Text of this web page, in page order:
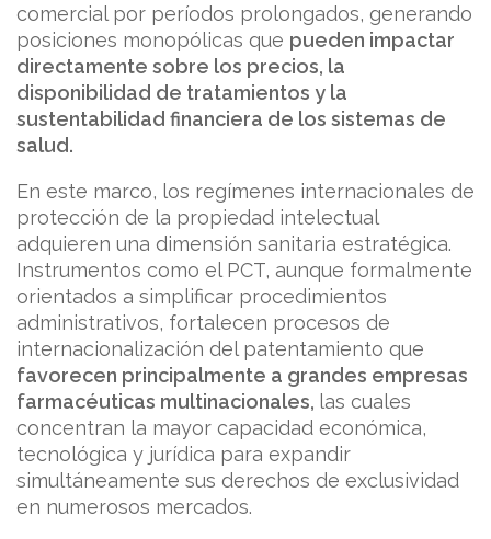
comercial por períodos prolongados, generando
posiciones monopólicas que pueden impactar
directamente sobre los precios, la
disponibilidad de tratamientos y la
sustentabilidad financiera de los sistemas de
salud.
En este marco, los regímenes internacionales de
protección de la propiedad intelectual
adquieren una dimensión sanitaria estratégica.
Instrumentos como el PCT, aunque formalmente
orientados a simplificar procedimientos
administrativos, fortalecen procesos de
internacionalización del patentamiento que
favorecen principalmente a grandes empresas
farmacéuticas multinacionales, las cuales
concentran la mayor capacidad económica,
tecnológica y jurídica para expandir
simultáneamente sus derechos de exclusividad
en numerosos mercados.